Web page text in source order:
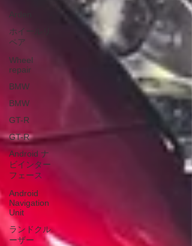
Arden
ホイールリ
ペア
Wheel
repair
BMW
BMW
GT-R
GT-R
Android ナ
ビインター
フェース
Android
Navigation
Unit
ランドクル
ーザー